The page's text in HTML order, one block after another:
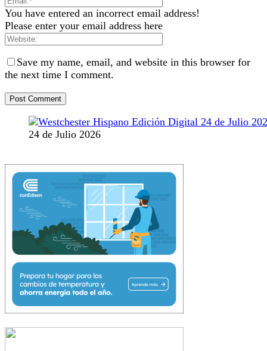
You have entered an incorrect email address!
Please enter your email address here
Save my name, email, and website in this browser for
the next time I comment.
24 de Julio 2026